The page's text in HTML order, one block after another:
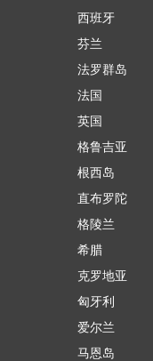
西班牙
芬兰
法罗群岛
法国
英国
格鲁吉亚
根西岛
直布罗陀
格陵兰
希腊
克罗地亚
匈牙利
爱尔兰
马恩岛